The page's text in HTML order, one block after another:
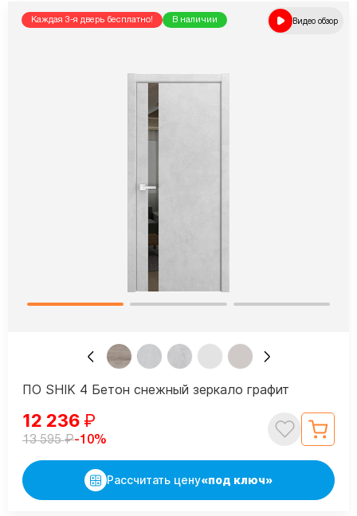
Каждая 3-я дверь бесплатно! В наличии Видео обзор
ПО SHIK 4 Бетон снежный зеркало графит
12 236 ₽
13 595₽-10%
Рассчитать цену«под ключ»